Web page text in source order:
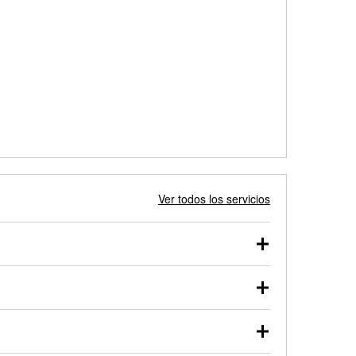
Ver todos los servicios
probarse dentro o fuera del vehículo y cargarse en
de nuestros profesionales te ayudará a encontrar
en el estacionamiento, o desmonta el